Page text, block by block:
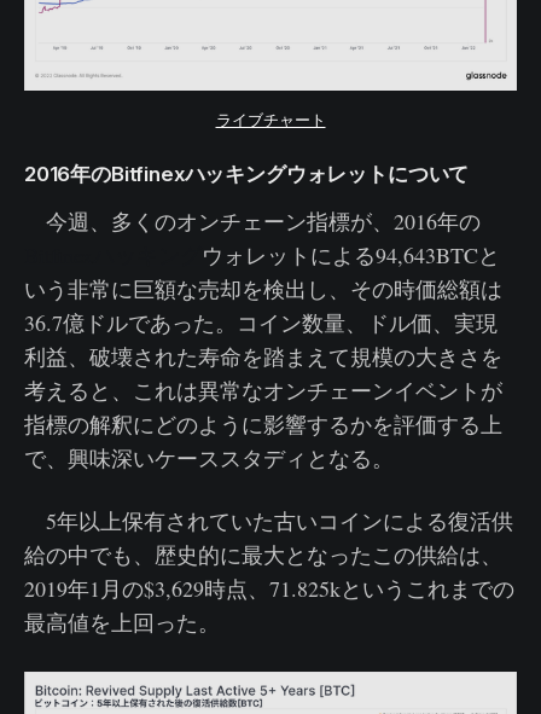
ライブチャート
2016年のBitfinexハッキングウォレットについて
今週、多くのオンチェーン指標が、2016年の
ウォレットによる94,643BTCと
いう非常に巨額な売却を検出し、その時価総額は
36.7億ドルであった。コイン数量、ドル価、実現
利益、破壊された寿命を踏まえて規模の大きさを
考えると、これは異常なオンチェーンイベントが
指標の解釈にどのように影響するかを評価する上
で、興味深いケーススタディとなる。
5年以上保有されていた古いコインによる復活供
給の中でも、歴史的に最大となったこの供給は、
2019年1月の$3,629時点、71.825kというこれまでの
最高値を上回った。